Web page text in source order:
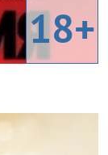
18+